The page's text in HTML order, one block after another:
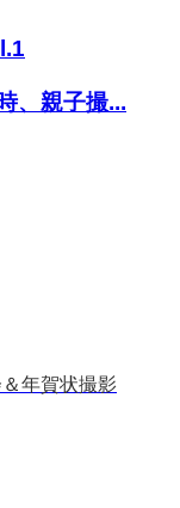
、親子撮...
年賀状撮影